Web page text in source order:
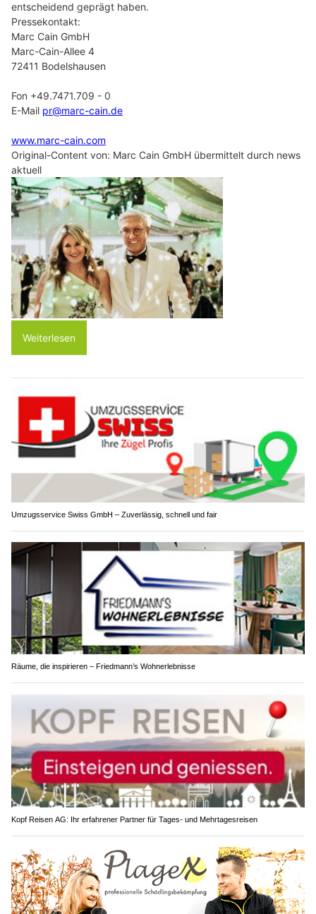
entscheidend geprägt haben.
Pressekontakt:
Marc Cain GmbH
Marc-Cain-Allee 4
72411 Bodelshausen
Fon +49.7471.709 - 0
E-Mail pr@marc-cain.de
www.marc-cain.com
Original-Content von: Marc Cain GmbH übermittelt durch news
aktuell
Weiterlesen
Umzugsservice Swiss GmbH – Zuverlässig, schnell und fair
Räume, die inspirieren – Friedmann’s Wohnerlebnisse
Kopf Reisen AG: Ihr erfahrener Partner für Tages- und Mehrtagesreisen